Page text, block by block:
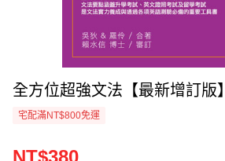
全方位超強文法【最新增訂版】
宅配滿NT$800免運
NT$380